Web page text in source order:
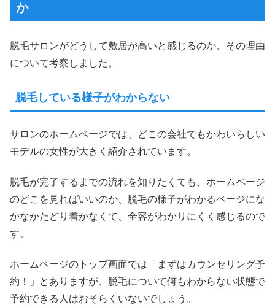
か
脱毛サロンがどうして敷居が高いと感じるのか、その理由
について考察しました。
脱毛している様子がわからない
サロンのホームページでは、どこの会社でもかわいらしい
モデルの女性が大きく紹介されています。
脱毛が完了するまでの流れを知りたくても、ホームページ
のどこを見ればいいのか、脱毛の様子がわかるページにな
かなかたどり着かなくて、全容がわかりにくく感じるので
す。
ホームページのトップ画面では「まずはカウンセリング予
約！」とありますが、脱毛について何もわからない状態で
予約できる人はおそらくいないでしょう。